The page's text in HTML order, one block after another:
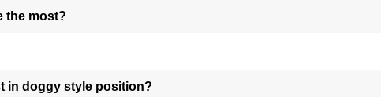
the most?
in doggy style position?